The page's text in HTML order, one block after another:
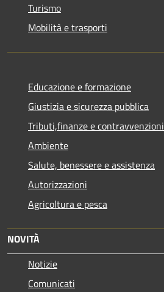
Turismo
Mobilità e trasporti
Educazione e formazione
Giustizia e sicurezza pubblica
Tributi,finanze e contravvenzioni
Ambiente
Salute, benessere e assistenza
Autorizzazioni
Agricoltura e pesca
NOVITÀ
Notizie
Comunicati